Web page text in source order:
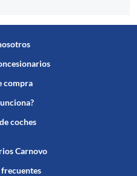
compra
coches
Carnovo